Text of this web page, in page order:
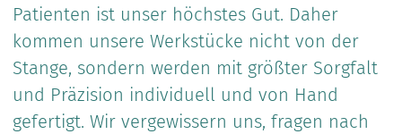
Patienten ist unser höchstes Gut. Daher
kommen unsere Werkstücke nicht von der
Stange, sondern werden mit größter Sorgfalt
und Präzision individuell und von Hand
gefertigt. Wir vergewissern uns, fragen nach